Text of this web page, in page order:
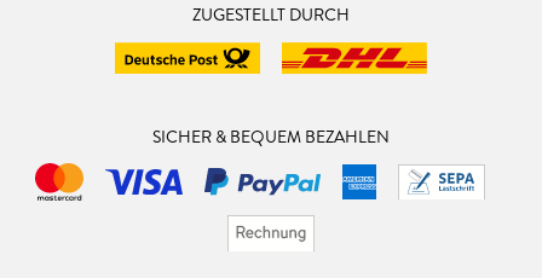
ZUGESTELLT DURCH
SICHER & BEQUEM BEZAHLEN